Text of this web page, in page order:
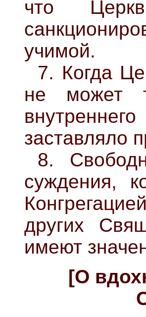
что
учимой.
7. Когда
не может
заставляло
8.
суждения,
других
имеют
[О